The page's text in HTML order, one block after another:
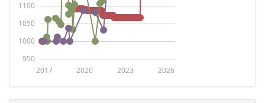
2017 2020 2023 2026
950
1000
1050
1100